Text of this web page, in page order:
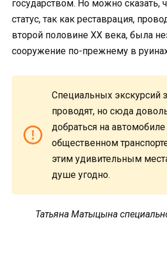
государством. Но можно сказать,
статус, так как реставрация,
второй половине XX века, была
сооружение по-прежнему в
Специальных экскурсий
проводят, но сюда
добраться на
общественном
этим удивительным
душе угодно.
Татьяна Матыцына